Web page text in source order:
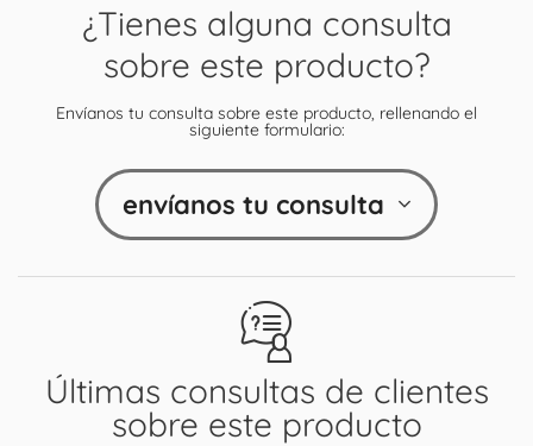
Últimas consultas de clientes
sobre este producto
¿Tienes alguna consulta
sobre este producto?
Envíanos tu consulta sobre este producto, rellenando el
siguiente formulario:
envíanos tu consulta